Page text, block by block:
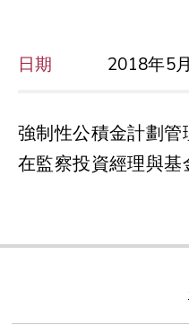
日期 2018年5
強制性公積金計劃
在監察投資經理與基